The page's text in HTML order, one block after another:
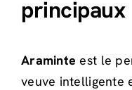
principaux
Araminte est le
veuve intelligente